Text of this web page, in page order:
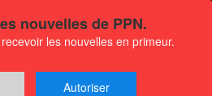
nouvelles de PPN.
les nouvelles en primeur.
Autoriser